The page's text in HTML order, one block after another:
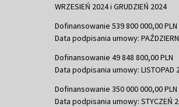
WRZESIEŃ 2024 i GRUDZIEŃ 2024
Dofinansowanie 539 800 000,00 PLN
Data podpisania umowy:
Dofinansowanie 49 848 800,00 PLN
Data podpisania umowy: LISTOPAD
Dofinansowanie 350 000 000,00 PLN
Data podpisania umowy: STYCZEŃ